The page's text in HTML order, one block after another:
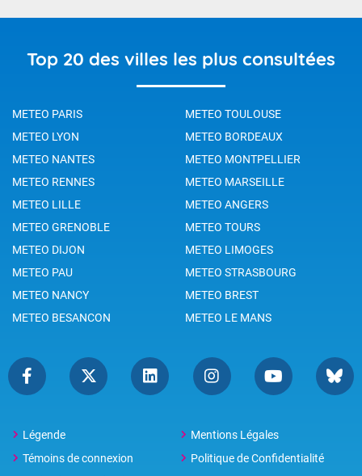
Top 20 des villes les plus consultées
METEO PARIS
METEO TOULOUSE
METEO LYON
METEO BORDEAUX
METEO NANTES
METEO MONTPELLIER
METEO RENNES
METEO MARSEILLE
METEO LILLE
METEO ANGERS
METEO GRENOBLE
METEO TOURS
METEO DIJON
METEO LIMOGES
METEO PAU
METEO STRASBOURG
METEO NANCY
METEO BREST
METEO BESANCON
METEO LE MANS
Légende
Mentions Légales
Témoins de connexion
Politique de Confidentialité